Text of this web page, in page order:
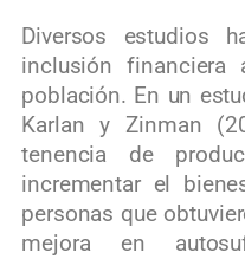
Diversos estudios
inclusión
población. En un
Karlan y Zinman
tenencia de
incrementar el
personas que
mejora en